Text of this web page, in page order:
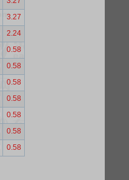
3.27
2.24
0.58
0.58
0.58
0.58
0.58
0.58
0.58